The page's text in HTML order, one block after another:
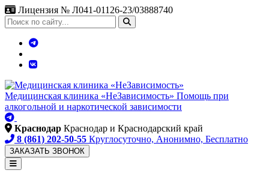
Лицензия № Л041-01126-23/03888740
Поиск
по
сайту
Медицинская клиника «НеЗависимость» Помощь при
алкогольной и наркотической зависимости
Краснодар Краснодар и Краснодарский край
8 (861) 202-50-55 Круглосуточно, Анонимно, Бесплатно
ЗАКАЗАТЬ ЗВОНОК